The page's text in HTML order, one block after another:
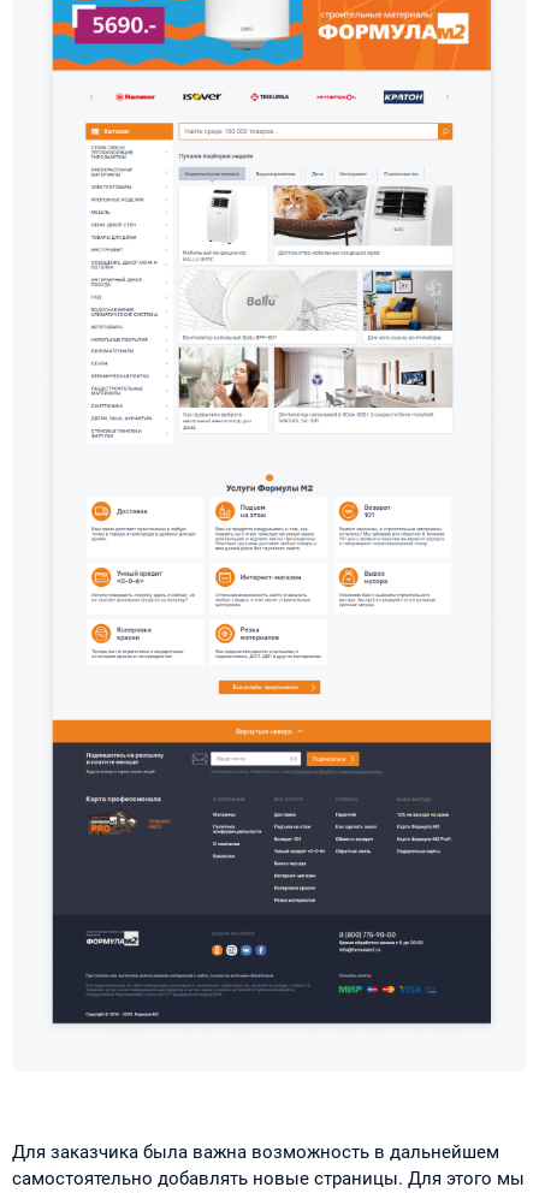
Для заказчика была важна возможность в дальнейшем
самостоятельно добавлять новые страницы. Для этого мы